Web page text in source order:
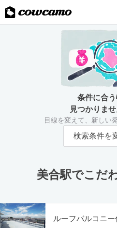
条件に合
見つかりま
目線を変えて、新しい
検索条件を
美合駅でこだ
ルーフバルコニー